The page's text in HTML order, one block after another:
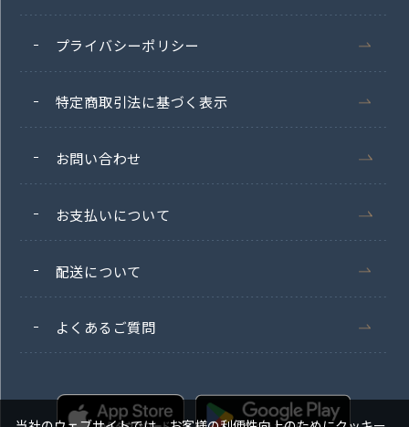
プライバシーポリシー
特定商取引法に基づく表示
お問い合わせ
お支払いについて
配送について
よくあるご質問